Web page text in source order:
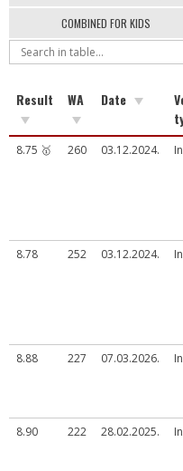
COMBINED FOR KIDS
Result WA Date
8.75 🥇 260 03.12.2024.
8.78
252 03.12.2024.
8.88
227 07.03.2026.
8.90
222 28.02.2025.